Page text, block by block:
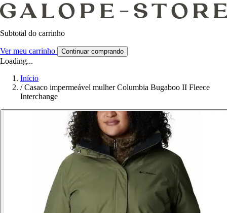
Subtotal do carrinho
Ver meu carrinho Continuar comprando
Loading...
Início
/ Casaco impermeável mulher Columbia Bugaboo II Fleece
Interchange